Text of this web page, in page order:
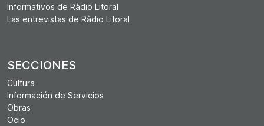
Informativos de Ràdio Litoral
Las entrevistas de Ràdio Litoral
SECCIONES
Cultura
Información de Servicios
Obras
Ocio